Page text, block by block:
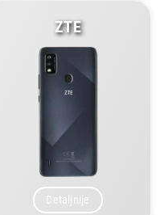
ZTE
Detaljnije